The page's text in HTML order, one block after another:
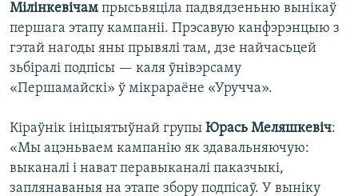
Мілінкевічам прысьвяціла падвядзеньню вынікаў
першага этапу кампаніі. Прэсавую канфэрэнцыю з
гэтай нагоды яны прывялі там, дзе найчасьцей
зьбіралі подпісы — каля ўнівэрсаму
«Першамайскі» ў мікрараёне «Уручча».
Кіраўнік ініцыятыўнай групы Юрась Меляшкевіч:
«Мы ацэньваем кампанію як здавальняючую:
выканалі і нават перавыканалі паказчыкі,
заплянаваныя на этапе збору подпісаў. У выніку